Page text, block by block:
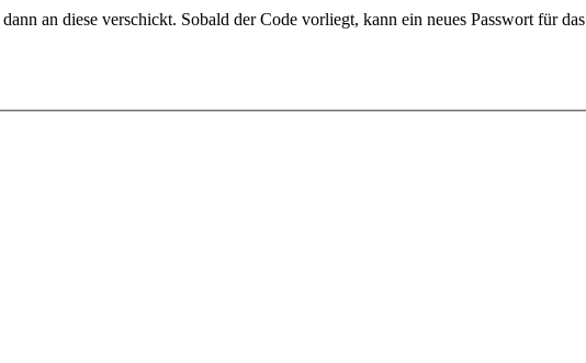
an diese verschickt. Sobald der Code vorliegt, kann ein neues Passwort für das